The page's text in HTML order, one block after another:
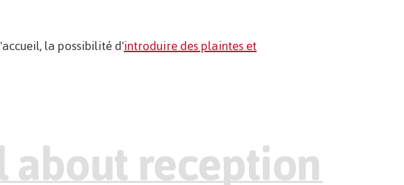
la possibilité d'introduire des plaintes et